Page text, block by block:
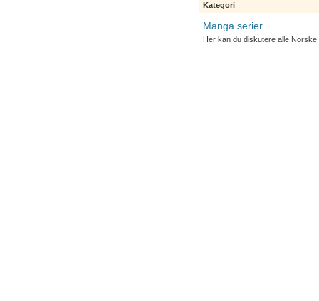
Kategori
Manga serier
Her kan du diskutere alle Norske